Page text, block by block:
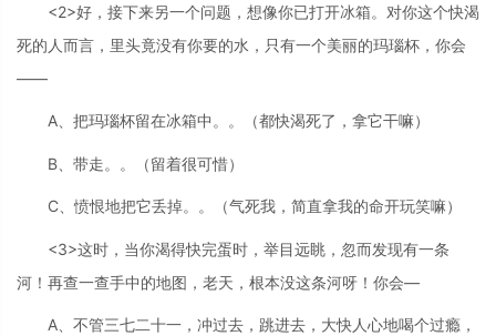
<2>好，接下来另一个问题，想像你已打开冰箱。对你这个快渴
死的人而言，里头竟没有你要的水，只有一个美丽的玛瑙杯，你会
——
A、把玛瑙杯留在冰箱中。。（都快渴死了，拿它干嘛）
B、带走。。（留着很可惜）
C、愤恨地把它丢掉。。（气死我，简直拿我的命开玩笑嘛）
<3>这时，当你渴得快完蛋时，举目远眺，忽而发现有一条
河！再查一查手中的地图，老天，根本没这条河呀！你会—
A、不管三七二十一，冲过去，跳进去，大快人心地喝个过瘾，